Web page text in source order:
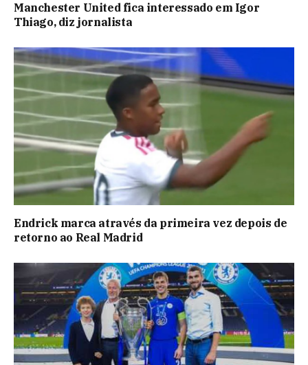
Manchester United fica interessado em Igor
Thiago, diz jornalista
Endrick marca através da primeira vez depois de
retorno ao Real Madrid